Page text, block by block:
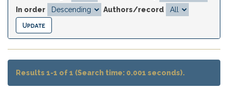
In order
Authors/record
Results 1-1 of 1 (Search time: 0.001 seconds).